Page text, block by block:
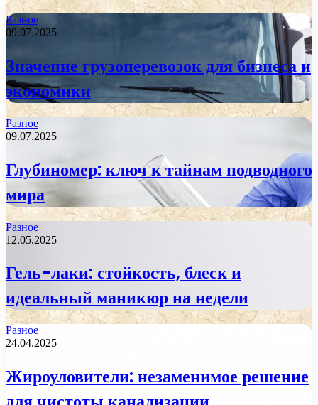
Разное
09.07.2025
Значение грузоперевозок для бизнеса и
экономики
Разное
09.07.2025
Глубиномер: ключ к тайнам подводного
мира
Разное
12.05.2025
Гель-лаки: стойкость, блеск и
идеальный маникюр на недели
Разное
24.04.2025
Жироуловители: незаменимое решение